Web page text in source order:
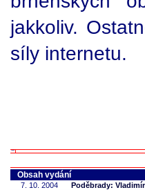
jakkoliv.
síly internetu.
Obsah vydání
7. 10. 2004
Poděbrady: